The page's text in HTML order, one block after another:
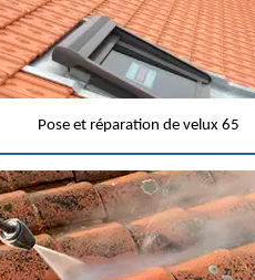
Pose et réparation de velux 65